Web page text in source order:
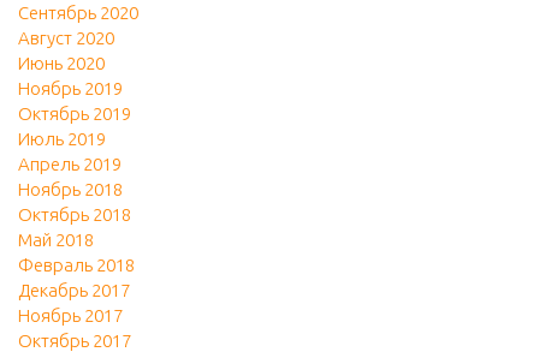
Сентябрь 2020
Август 2020
Июнь 2020
Ноябрь 2019
Октябрь 2019
Июль 2019
Апрель 2019
Ноябрь 2018
Октябрь 2018
Май 2018
Февраль 2018
Декабрь 2017
Ноябрь 2017
Октябрь 2017